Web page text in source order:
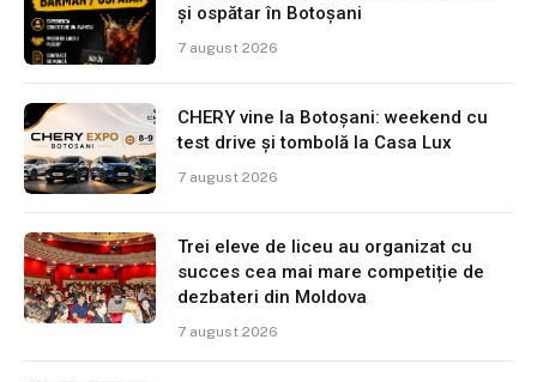
și ospătar în Botoșani
7 august 2026
CHERY vine la Botoșani: weekend cu
test drive și tombolă la Casa Lux
7 august 2026
Trei eleve de liceu au organizat cu
succes cea mai mare competiție de
dezbateri din Moldova
7 august 2026